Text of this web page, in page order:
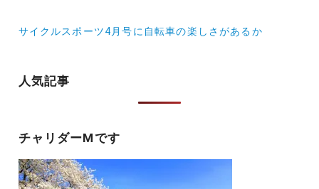
ナ
ゲ
シ
ン
サイクルスポーツ4月号に自転車の楽しさがあるか
人気記事
チャリダーMです